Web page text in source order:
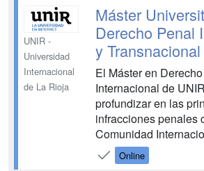
privado. ...
UNIR -
Universidad
Internacional
de La Rioja
Máster
Derecho Penal
y Transnacional
El Máster en
Internacional de
profundizar en las
infracciones penales
Comunidad
internacionales, y
castigo penal.
Online